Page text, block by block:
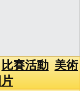
比賽活動 美術
片